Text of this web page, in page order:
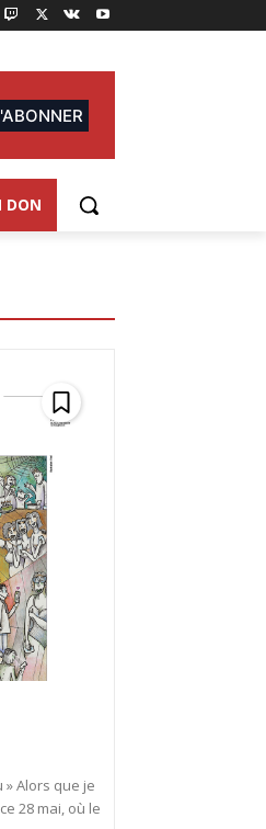
DON
Alors que je
28 mai, où le